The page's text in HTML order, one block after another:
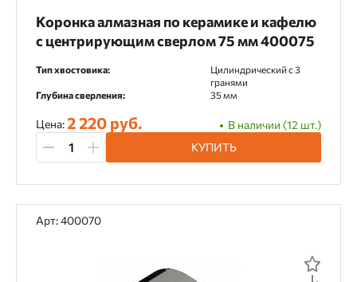
Коронка алмазная по керамике и кафелю
с центрирующим сверлом 75 мм 400075
Тип хвостовика:
Цилиндрический c 3
гранями
Глубина сверления:
35 мм
Цена:2 220 руб.
В наличии (12 шт.)
КУПИТЬ
Арт: 400070